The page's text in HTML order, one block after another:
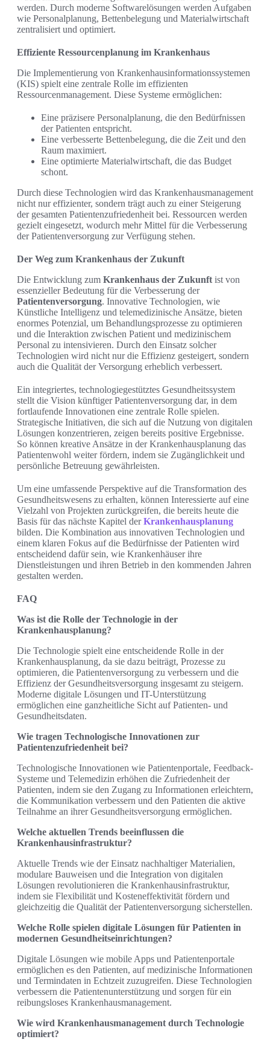
werden. Durch moderne Softwarelösungen werden Aufgaben
wie Personalplanung, Bettenbelegung und Materialwirtschaft
zentralisiert und optimiert.
Effiziente Ressourcenplanung im Krankenhaus
Die Implementierung von Krankenhausinformationssystemen
(KIS) spielt eine zentrale Rolle im effizienten
Ressourcenmanagement. Diese Systeme ermöglichen:
Eine präzisere Personalplanung, die den Bedürfnissen
der Patienten entspricht.
Eine verbesserte Bettenbelegung, die die Zeit und den
Raum maximiert.
Eine optimierte Materialwirtschaft, die das Budget
schont.
Durch diese Technologien wird das Krankenhausmanagement
nicht nur effizienter, sondern trägt auch zu einer Steigerung
der gesamten Patientenzufriedenheit bei. Ressourcen werden
gezielt eingesetzt, wodurch mehr Mittel für die Verbesserung
der Patientenversorgung zur Verfügung stehen.
Der Weg zum Krankenhaus der Zukunft
Die Entwicklung zum Krankenhaus der Zukunft ist von
essenzieller Bedeutung für die Verbesserung der
Patientenversorgung. Innovative Technologien, wie
Künstliche Intelligenz und telemedizinische Ansätze, bieten
enormes Potenzial, um Behandlungsprozesse zu optimieren
und die Interaktion zwischen Patient und medizinischem
Personal zu intensivieren. Durch den Einsatz solcher
Technologien wird nicht nur die Effizienz gesteigert, sondern
auch die Qualität der Versorgung erheblich verbessert.
Ein integriertes, technologiegestütztes Gesundheitssystem
stellt die Vision künftiger Patientenversorgung dar, in dem
fortlaufende Innovationen eine zentrale Rolle spielen.
Strategische Initiativen, die sich auf die Nutzung von digitalen
Lösungen konzentrieren, zeigen bereits positive Ergebnisse.
So können kreative Ansätze in der Krankenhausplanung das
Patientenwohl weiter fördern, indem sie Zugänglichkeit und
persönliche Betreuung gewährleisten.
Um eine umfassende Perspektive auf die Transformation des
Gesundheitswesens zu erhalten, können Interessierte auf eine
Vielzahl von Projekten zurückgreifen, die bereits heute die
Basis für das nächste Kapitel derKrankenhausplanung
bilden. Die Kombination aus innovativen Technologien und
einem klaren Fokus auf die Bedürfnisse der Patienten wird
entscheidend dafür sein, wie Krankenhäuser ihre
Dienstleistungen und ihren Betrieb in den kommenden Jahren
gestalten werden.
FAQ
Was ist die Rolle der Technologie in der
Krankenhausplanung?
Die Technologie spielt eine entscheidende Rolle in der
Krankenhausplanung, da sie dazu beiträgt, Prozesse zu
optimieren, die Patientenversorgung zu verbessern und die
Effizienz der Gesundheitsversorgung insgesamt zu steigern.
Moderne digitale Lösungen und IT-Unterstützung
ermöglichen eine ganzheitliche Sicht auf Patienten- und
Gesundheitsdaten.
Wie tragen Technologische Innovationen zur
Patientenzufriedenheit bei?
Technologische Innovationen wie Patientenportale, Feedback-
Systeme und Telemedizin erhöhen die Zufriedenheit der
Patienten, indem sie den Zugang zu Informationen erleichtern,
die Kommunikation verbessern und den Patienten die aktive
Teilnahme an ihrer Gesundheitsversorgung ermöglichen.
Welche aktuellen Trends beeinflussen die
Krankenhausinfrastruktur?
Aktuelle Trends wie der Einsatz nachhaltiger Materialien,
modulare Bauweisen und die Integration von digitalen
Lösungen revolutionieren die Krankenhausinfrastruktur,
indem sie Flexibilität und Kosteneffektivität fördern und
gleichzeitig die Qualität der Patientenversorgung sicherstellen.
Welche Rolle spielen digitale Lösungen für Patienten in
modernen Gesundheitseinrichtungen?
Digitale Lösungen wie mobile Apps und Patientenportale
ermöglichen es den Patienten, auf medizinische Informationen
und Termindaten in Echtzeit zuzugreifen. Diese Technologien
verbessern die Patientenunterstützung und sorgen für ein
reibungsloses Krankenhausmanagement.
Wie wird Krankenhausmanagement durch Technologie
optimiert?